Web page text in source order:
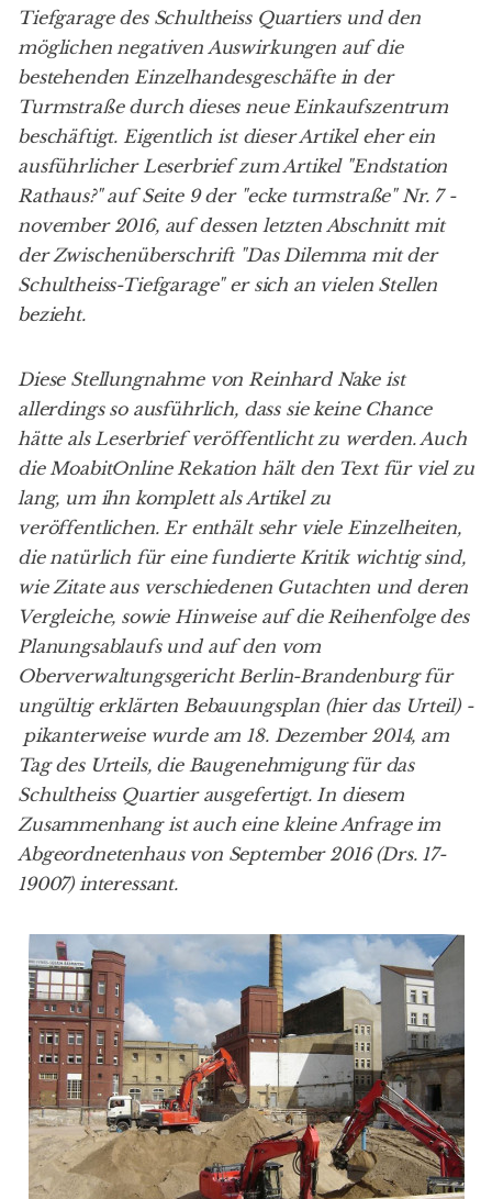
Tiefgarage des Schultheiss Quartiersund den
möglichen negativen Auswirkungen auf die
bestehenden Einzelhandesgeschäfte in der
Turmstraße durch dieses neue Einkaufszentrum
beschäftigt. Eigentlich ist dieser Artikel eher ein
ausführlicher Leserbrief zum Artikel "Endstation
Rathaus?" auf Seite 9 der "ecke turmstraße" Nr. 7 -
november 2016, auf dessen letzten Abschnitt mit
der Zwischenüberschrift "Das Dilemma mit der
Schultheiss-Tiefgarage" er sich an vielen Stellen
bezieht.
Diese Stellungnahme von Reinhard Nakeist
allerdings so ausführlich, dass sie keine Chance
hätte als Leserbrief veröffentlicht zu werden. Auch
die MoabitOnline Rekation hält den Text für viel zu
lang, um ihn komplett als Artikel zu
veröffentlichen. Er enthält sehr viele Einzelheiten,
die natürlich für eine fundierte Kritik wichtig sind,
wie Zitate aus verschiedenen Gutachten und deren
Vergleiche, sowie Hinweise auf die Reihenfolge des
Planungsablaufs und auf den vom
Oberverwaltungsgericht Berlin-Brandenburg für
ungültig erklärten Bebauungsplan (hier das Urteil) -
pikanterweise wurde am 18. Dezember 2014, am
Tag des Urteils, die Baugenehmigung für das
Schultheiss Quartier ausgefertigt. In diesem
Zusammenhang ist auch eine kleine Anfrage im
Abgeordnetenhaus von September 2016 (Drs. 17-
19007) interessant.